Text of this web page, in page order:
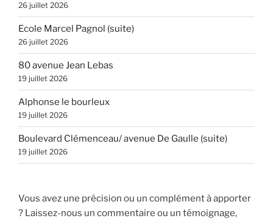
26 juillet 2026
Ecole Marcel Pagnol (suite)
26 juillet 2026
80 avenue Jean Lebas
19 juillet 2026
Alphonse le bourleux
19 juillet 2026
Boulevard Clémenceau/ avenue De Gaulle (suite)
19 juillet 2026
Vous avez une précision ou un complément à apporter
? Laissez-nous un commentaire ou un témoignage,